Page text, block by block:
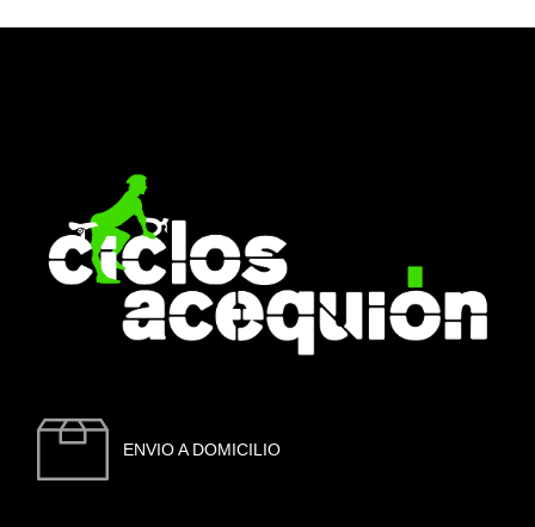
ENVIO A DOMICILIO